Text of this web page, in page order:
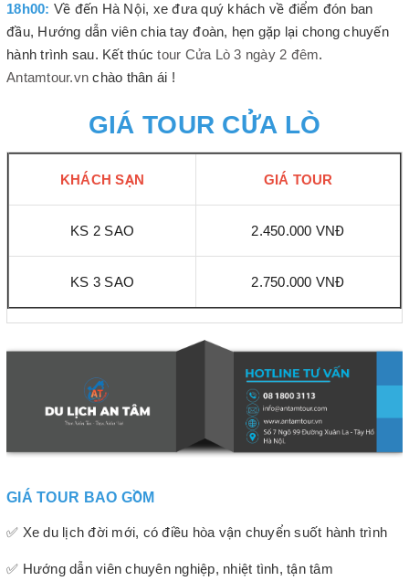
18h00: Về đến Hà Nội, xe đưa quý khách về điểm đón ban
đầu, Hướng dẫn viên chia tay đoàn, hẹn gặp lại chong chuyến
hành trình sau. Kết thúctour Cửa Lò 3 ngày 2 đêm.
Antamtour.vn chào thân ái !
GIÁ TOUR CỬA LÒ
KHÁCH SẠN GIÁ TOUR
KS 2 SAO 2.450.000 VNĐ
KS 3 SAO 2.750.000 VNĐ
GIÁ TOUR BAO GỒM
✅ Xe du lịch đời mới, có điều hòa vận chuyển suốt hành trình
✅ Hướng dẫn viên chuyên nghiệp, nhiệt tình, tận tâm